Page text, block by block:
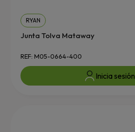
RYAN
Junta Tolva Mataway
REF: M05-0664-400
Inicia sesión